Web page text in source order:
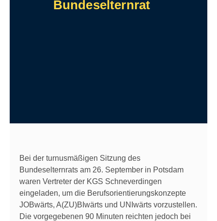
Bundeselternrat
Bei der turnusmäßigen Sitzung des
Bundeselternrats am 26. September in Potsdam
waren Vertreter der KGS Schneverdingen
eingeladen, um die Berufsorientierungskonzepte
JOBwärts, A(ZU)BIwärts und UNIwärts vorzustellen.
Die vorgegebenen 90 Minuten reichten jedoch bei